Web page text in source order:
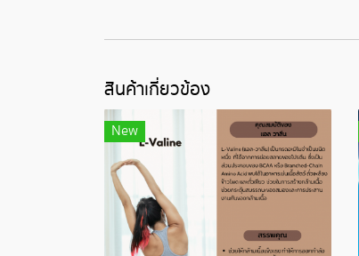
สินค้าเกี่ยวข้อง
New